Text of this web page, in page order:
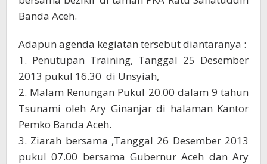
Banda Aceh.
Adapun agenda kegiatan tersebut diantaranya :
1. Penutupan Training, Tanggal 25 Desember
2013 pukul 16.30 di Unsyiah,
2. Malam Renungan Pukul 20.00 dalam 9 tahun
Tsunami oleh Ary Ginanjar di halaman Kantor
Pemko Banda Aceh.
3. Ziarah bersama ,Tanggal 26 Desember 2013
pukul 07.00 bersama Gubernur Aceh dan Ary